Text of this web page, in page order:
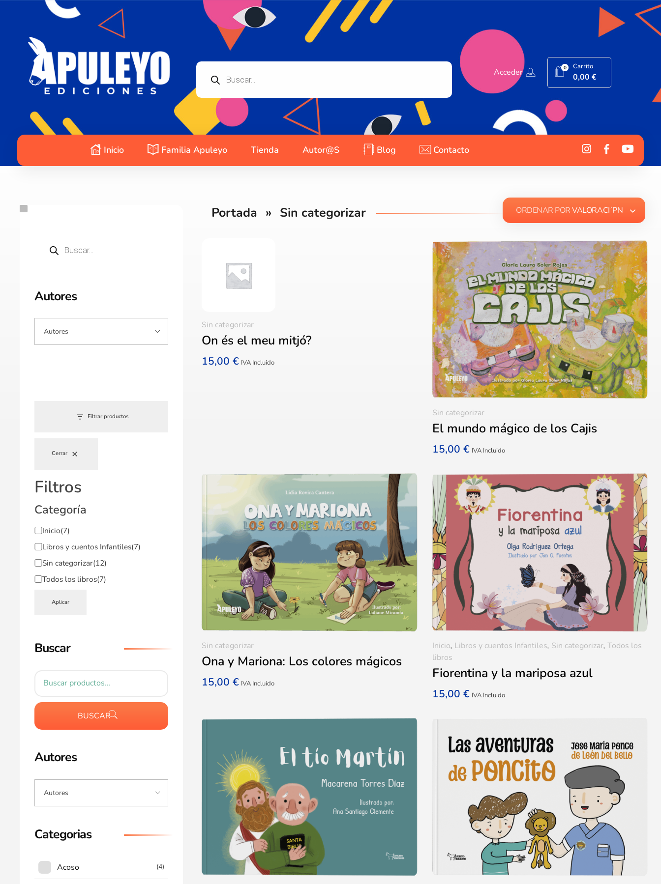
Acceder 0 Carrito
0,00€
Inicio Familia Apuleyo Tienda Autor@s Blog Contacto
Portada » Sin categorizar ORDENAR PORVALORACI´PN
On és el meu mitjó?
15,00€ IVA Incluido
Sin categorizar
El mundo mágico de los Cajis
15,00 € IVA Incluido
Sin categorizar
Ona y Mariona: Los colores mágicos
15,00€ IVA Incluido
Sin categorizar
Fiorentina y la mariposa azul
15,00 € IVA Incluido
Inicio, Libros y cuentos Infantiles, Sin categorizar, Todos los
libros
Autores
Filtrar productos
Cerrar
Filtros
Categoría
Inicio(7)
Libros y cuentos Infantiles(7)
Sin categorizar(12)
Todos los libros(7)
Aplicar
Buscar
BUSCAR
Autores
Categorias
Acoso (4)